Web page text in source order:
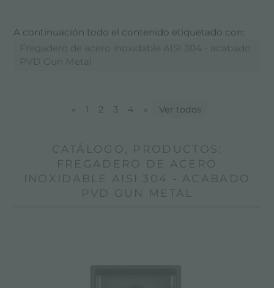
A continuación todo el contenido etiquetado con:
Fregadero de acero inoxidable AISI 304 - acabado
PVD Gun Metal
« 1 2 3 4 » Ver todos
CATÁLOGO, PRODUCTOS:
FREGADERO DE ACERO
INOXIDABLE AISI 304 - ACABADO
PVD GUN METAL